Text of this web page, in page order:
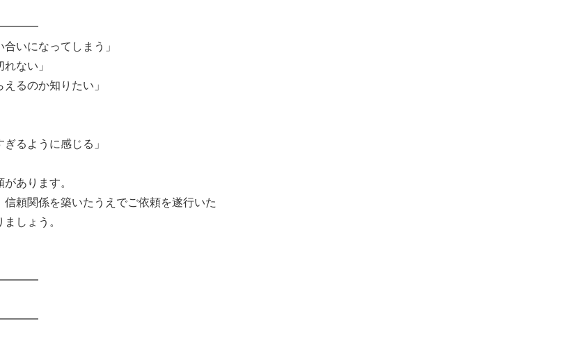
いになってしまう」
ない」
るのか知りたい」
るように感じる」
あります。
頼関係を築いたうえでご依頼を遂行いた
しょう。